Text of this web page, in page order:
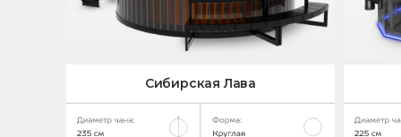
Сибирская Лава